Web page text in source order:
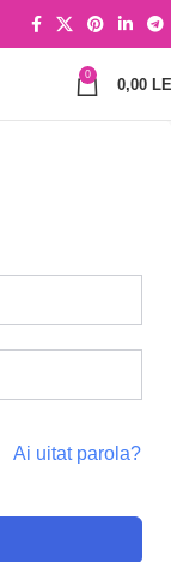
0
0,00
Ai uitat parola?